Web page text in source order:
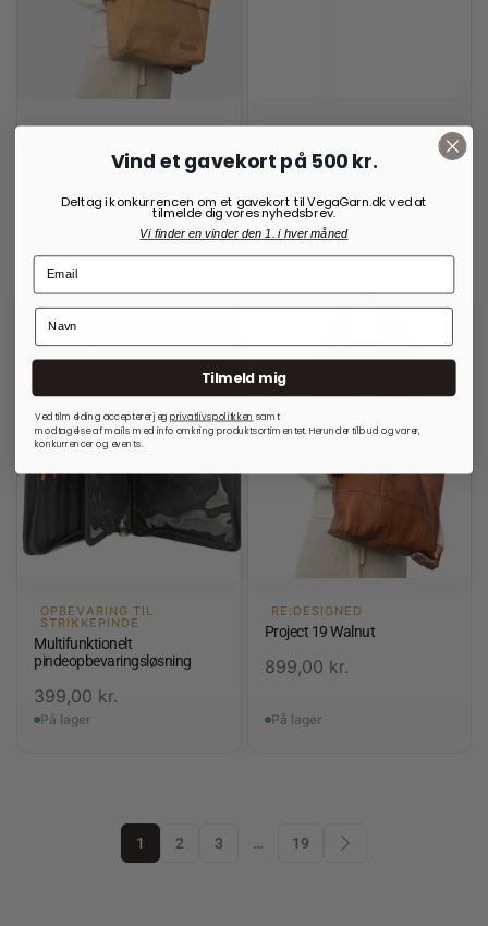
RE:DESIGNED
Project 21 Walnut/Canvas
RE:DESIGNED
Project 13 Burned Tan/Gold
På lager
OPBEVARING TIL
STRIKKEPINDE
Multifunktionelt
pindeopbevaringsløsning
399,00 kr.
På lager
RE:DESIGNED
Project 19 Walnut
899,00 kr.
På lager
1 2 3 … 19
Vind et gavekort på 500 kr.
Deltag i konkurrencen om et gavekort til VegaGarn.dk ved at
tilmelde dig vores nyhedsbrev.
Vi finder en vinder den 1. i hver måned
Tilmeld mig
Ved tilmelding accepterer jegprivatlivspolitkken samt
modtagelse af mails med info omkring produktsortimentet. Herunder tilbud og varer,
konkurrencer og events.